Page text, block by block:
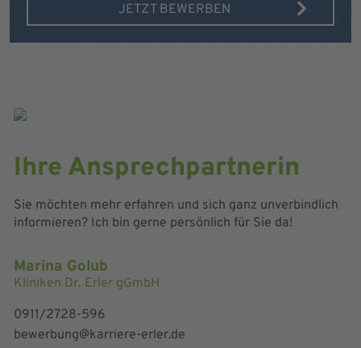
JETZT BEWERBEN
Ihre Ansprechpartnerin
Sie möchten mehr erfahren und sich ganz unverbindlich
informieren? Ich bin gerne persönlich für Sie da!
Marina Golub
Kliniken Dr. Erler gGmbH
0911/2728-596
bewerbung@karriere-erler.de